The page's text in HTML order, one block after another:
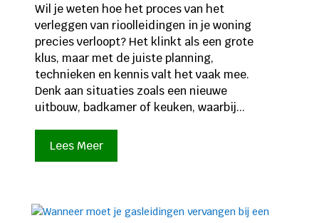
Wil je weten hoe het proces van het
verleggen van rioolleidingen in je woning
precies verloopt? Het klinkt als een grote
klus, maar met de juiste planning,
technieken en kennis valt het vaak mee.
Denk aan situaties zoals een nieuwe
uitbouw, badkamer of keuken, waarbij...
Lees Meer